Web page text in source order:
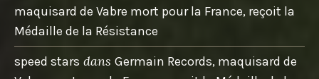
maquisard de Vabre mort pour la France, reçoit la
Médaille de la Résistance
speed stars dans Germain Records, maquisard de